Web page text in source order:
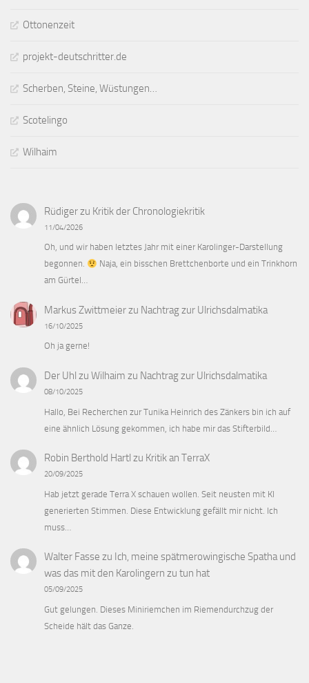
Ottonenzeit
projekt-deutschritter.de
Scherben, Steine, Wüstungen…
Scotelingo
Wilhaim
Rüdigerzu Kritik der Chronologiekritik
11/04/2026
Oh, und wir haben letztes Jahr mit einer Karolinger-Darstellung
begonnen.
Naja, ein bisschen Brettchenborte und ein Trinkhorn
am Gürtel…
Markus Zwittmeierzu Nachtrag zur Ulrichsdalmatika
16/10/2025
Oh ja gerne!
Der Uhl zu Wilhaim zu Nachtrag zur Ulrichsdalmatika
08/10/2025
Hallo, Bei Recherchen zur Tunika Heinrich des Zänkers bin ich auf
eine ähnlich Lösung gekommen, ich habe mir das Stifterbild…
Robin Berthold Hartl zu Kritik an TerraX
20/09/2025
Hab jetzt gerade Terra X schauen wollen. Seit neusten mit KI
generierten Stimmen. Diese Entwicklung gefällt mir nicht. Ich
muss…
Walter Fasse zu Ich, meine spätmerowingische Spatha und
was das mit den Karolingern zu tun hat
05/09/2025
Gut gelungen. Dieses Miniriemchen im Riemendurchzug der
Scheide hält das Ganze.